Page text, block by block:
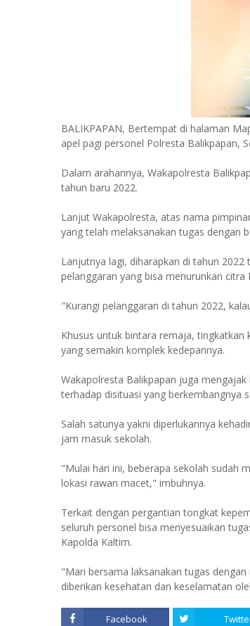
BALIKPAPAN, Bertempat di halaman
apel pagi personel Polresta Balikpapan,
Dalam arahannya, Wakapolresta
tahun baru 2022.
Lanjut Wakapolresta, atas nama
yang telah melaksanakan tugas dengan
Lanjutnya lagi, diharapkan di tahun
pelanggaran yang bisa menurunkan citra
"Kurangi pelanggaran di tahun 2022,
Khusus untuk bintara remaja,
yang semakin komplek kedepannya.
Wakapolresta Balikpapan juga
terhadap disituasi yang berkembangnya
Salah satunya yakni diperlukannya
jam masuk sekolah.
"Mulai hari ini, beberapa sekolah sudah
lokasi rawan macet," imbuhnya.
Terkait dengan pergantian tongkat
seluruh personel bisa menyesuaikan
Kapolda Kaltim.
"Mari bersama laksanakan tugas
diberikan kesehatan dan keselamatan
Facebook